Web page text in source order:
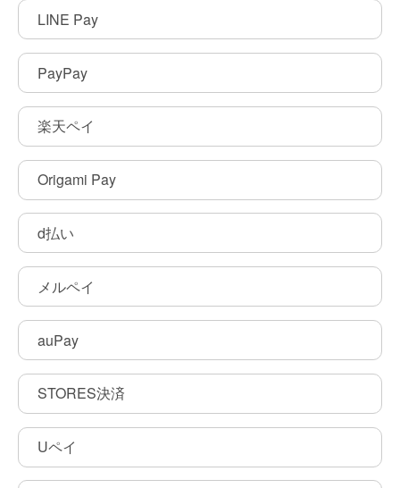
LINE Pay
PayPay
楽天ペイ
Origami Pay
d払い
メルペイ
auPay
STORES決済
Uペイ